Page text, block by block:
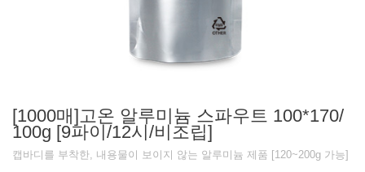
[1000매]고온 알루미늄 스파우트 100*170/
100g [9파이/12시/비조립]
캡바디를 부착한, 내용물이 보이지 않는 알루미늄 제품 [120~200g 가능]